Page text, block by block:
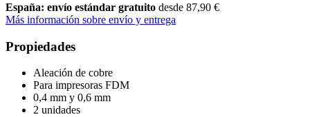
España: envío estándar gratuito desde 87,90 €
Más información sobre envío y entrega
Propiedades
Aleación de cobre
Para impresoras FDM
0,4 mm y 0,6 mm
2 unidades